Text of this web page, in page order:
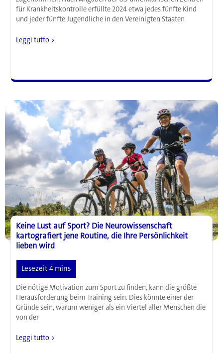
für Krankheitskontrolle erfüllte 2024 etwa jedes fünfte Kind
und jeder fünfte Jugendliche in den Vereinigten Staaten
Elternstress
Studie
zu
Fettleibigkeit
bei
Kindern
beitragen
Leggi tutto >
Keine Lust auf Sport? Die Neurowissenschaft
kartografiert jene Routine, die Ihre Persönlichkeit
lieben wird
Die nötige Motivation zum Sport zu finden, kann die größte
Herausforderung beim Training sein. Dies könnte einer der
Gründe sein, warum weniger als ein Viertel aller Menschen die
von der
Keine
Leggi tutto >